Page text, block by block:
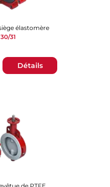
Détails
élastomère
31